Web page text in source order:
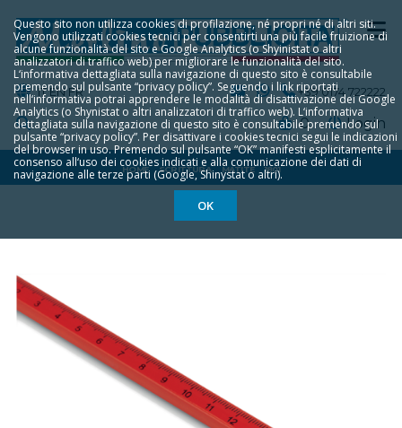
Questo sito non utilizza cookies di profilazione, né propri né di altri siti.
Vengono utilizzati cookies tecnici per consentirti una più facile fruizione di
alcune funzionalità del sito e Google Analytics (o Shyinistat o altri
analizzatori di traffico web) per migliorare le funzionalità del sito.
L‘informativa dettagliata sulla navigazione di questo sito è consultabile
premendo sul pulsante “privacy policy”. Seguendo i link riportati
nell‘informativa potrai apprendere le modalità di disattivazione dei Google
Analytics (o Shynistat o altri analizzatori di traffico web). L‘informativa
dettagliata sulla navigazione di questo sito è consultabile premendo sul
pulsante “privacy policy”. Per disattivare i cookies tecnici segui le indicazioni
del browser in uso. Premendo sul pulsante “OK” manifesti esplicitamente il
consenso all‘uso dei cookies indicati e alla comunicazione dei dati di
navigazione alle terze parti (Google, Shinystat o altri).
OK
IT EN FR +39 0174 722222
Login
0
HOME SCRITTURA MATITE 1801